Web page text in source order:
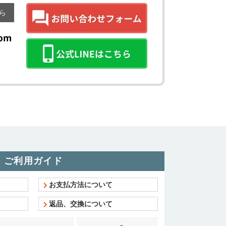
ご利用ガイド
お支払方法について
返品、交換について